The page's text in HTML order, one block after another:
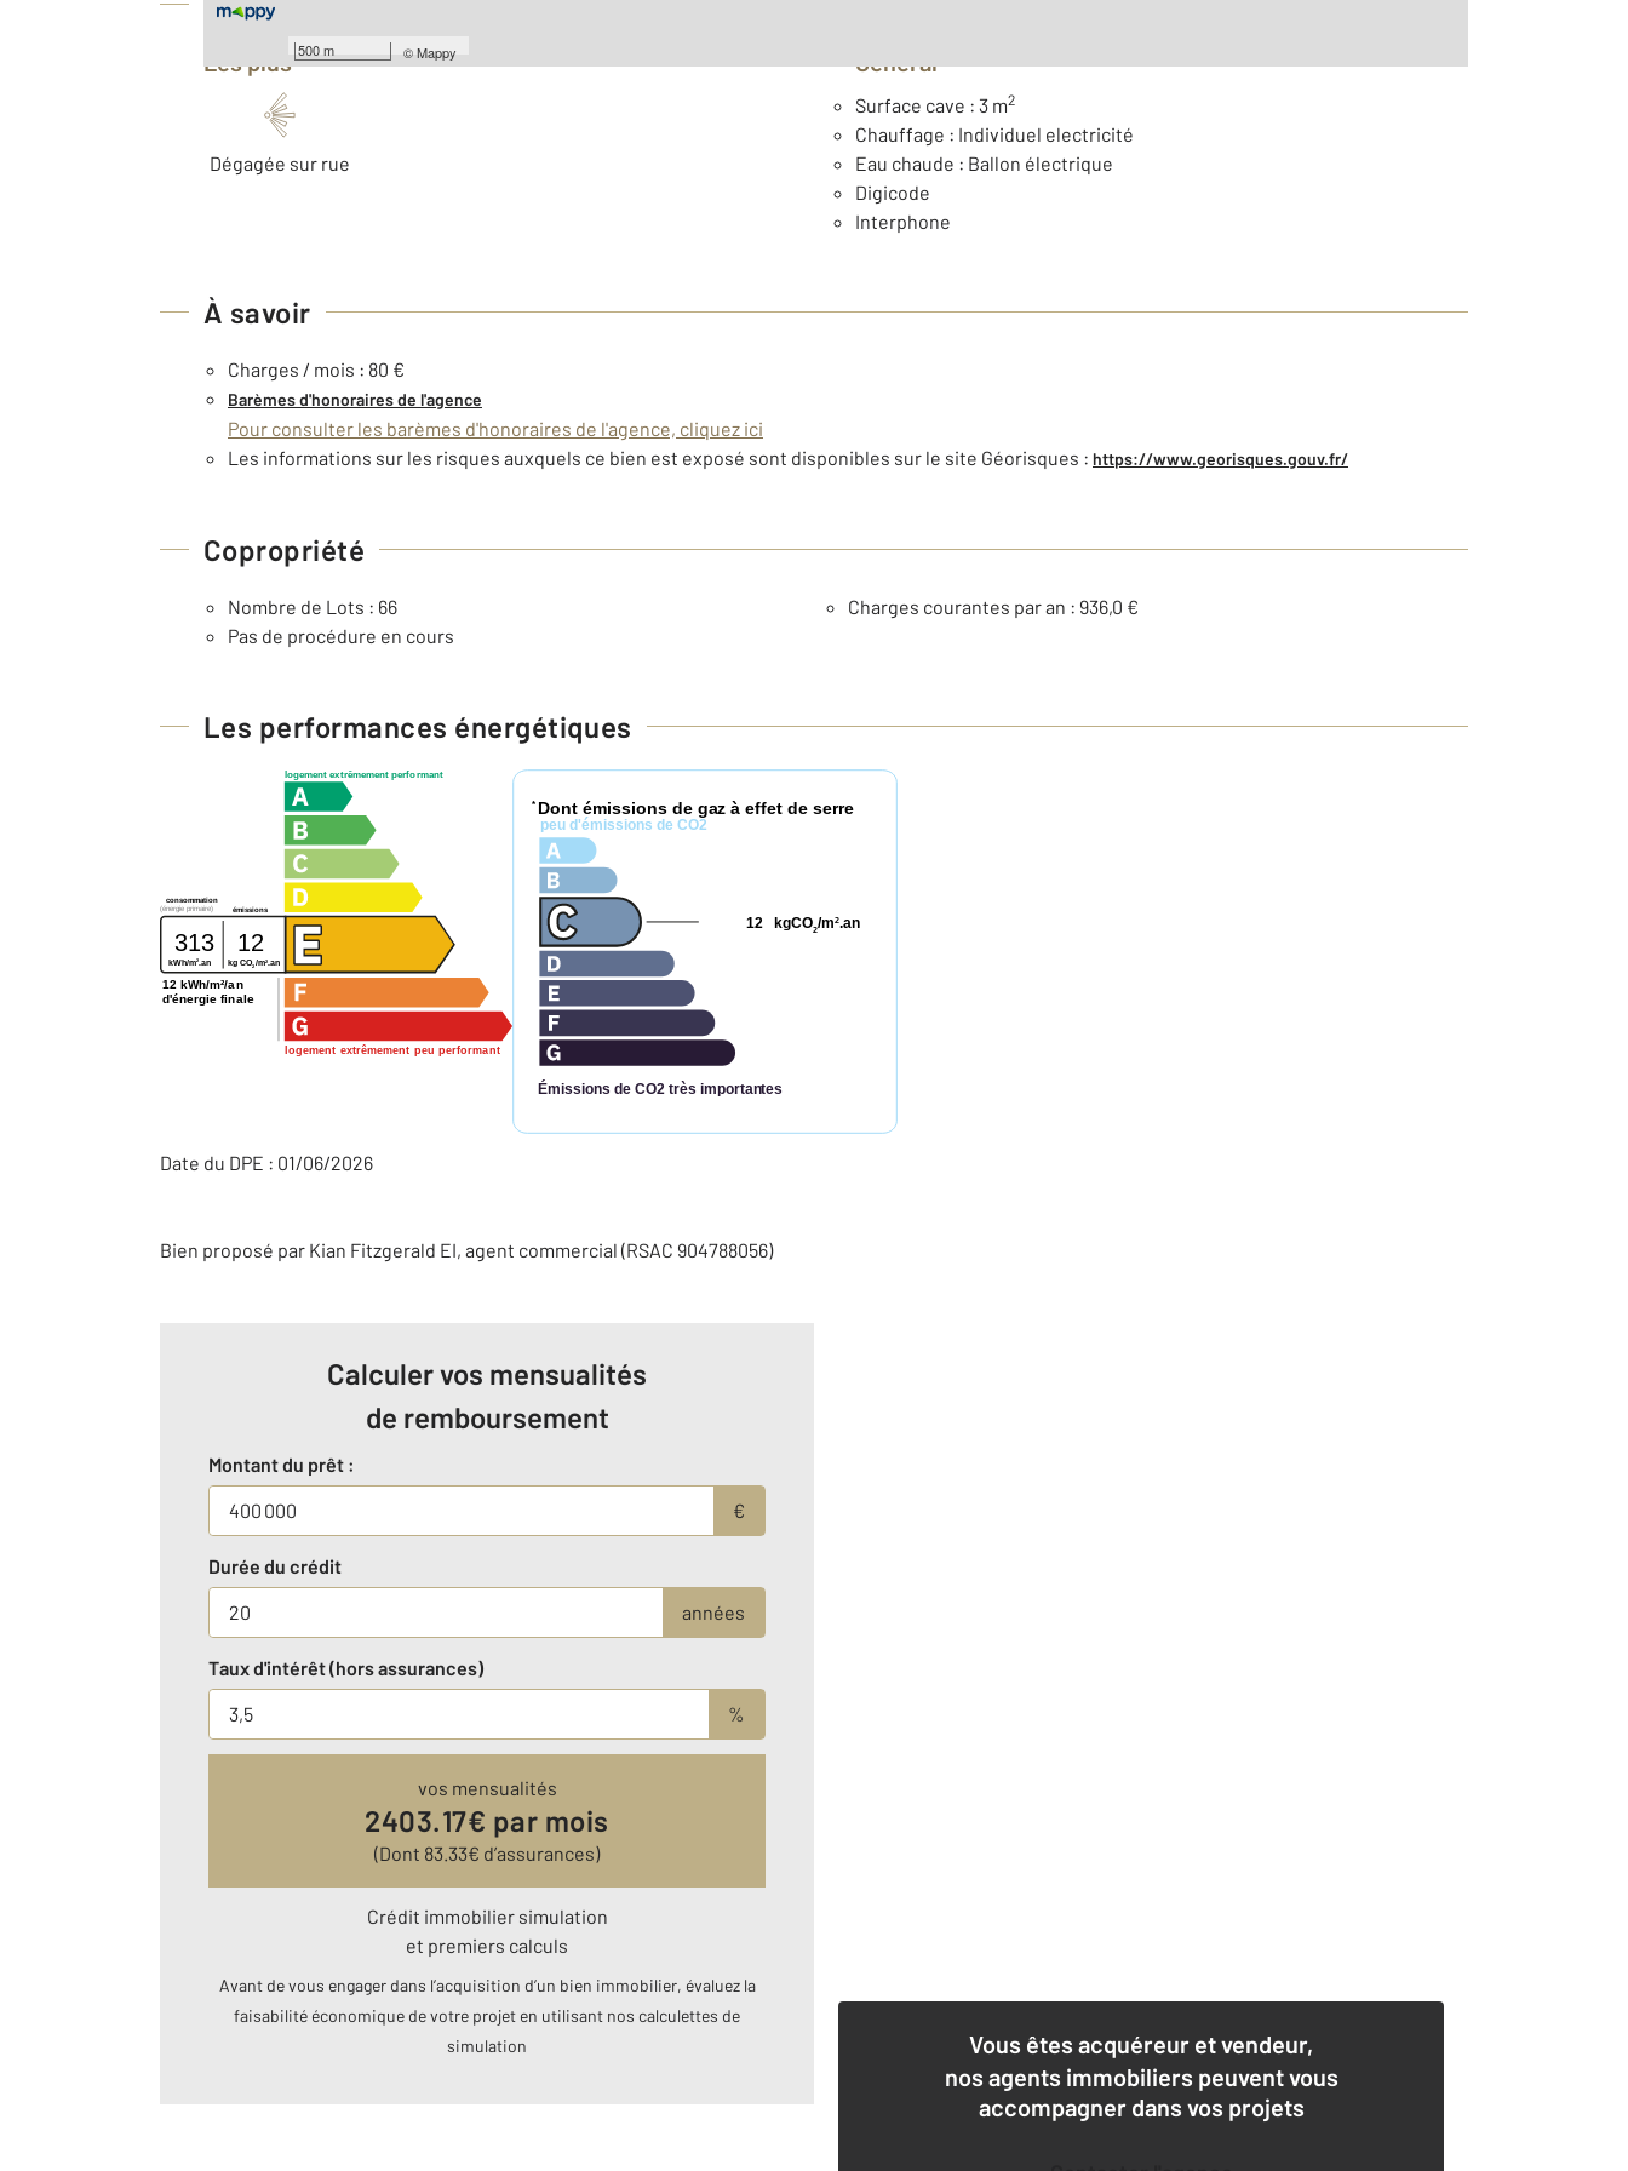
500 m ©Mappy
Les plus
Dégagée sur rue
Général
Surface cave : 3 m2
Chauffage : Individuel electricité
Eau chaude : Ballon électrique
Digicode
Interphone
À savoir
Charges / mois : 80 €
Barèmes d'honoraires de l'agence
Pour consulter les barèmes d'honoraires de l'agence, cliquez ici
Les informations sur les risques auxquels ce bien est exposé sont disponibles sur le site Géorisques : https://www.georisques.gouv.fr/
Copropriété
Nombre de Lots : 66
Charges courantes par an : 936,0 €
Pas de procédure en cours
Les performances énergétiques
logement extrêmement performant
logement extrêmement peu performant
consommation
émissions
(énergie primaire)
313 12
kWh/m2 .an kg CO2/m2 .an
12 kWh/m²/an
d'énergie finale
* Dont émissions de gaz à effet de serre
peu d'émissions de CO2
Émissions de CO2 très importantes
kgCO2/m2.an
12
Date du DPE : 01/06/2026
Bien proposé par Kian Fitzgerald EI, agent commercial (RSAC 904788056)
Calculer vos mensualités
de remboursement
Montant du prêt :
€
Durée du crédit
années
Taux d'intérêt (hors assurances)
%
vos mensualités
2403.17€ par mois
(Dont 83.33€ d’assurances)
Crédit immobilier simulation
et premiers calculs
Avant de vous engager dans l’acquisition d’un bien immobilier, évaluez la
faisabilité économique de votre projet en utilisant nos calculettes de
simulation
Vous êtes acquéreur et vendeur,
nos agents immobiliers peuvent vous
accompagner dans vos projets